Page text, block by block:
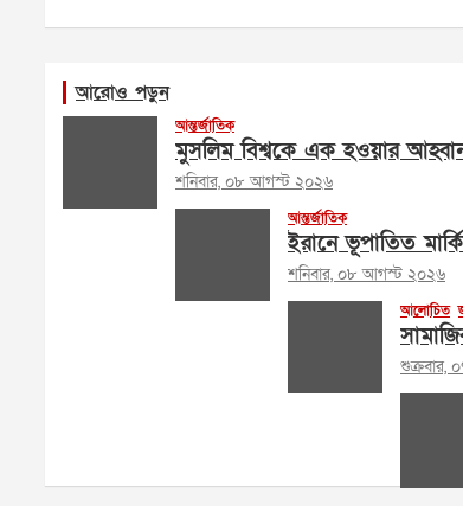
আরোও পড়ুন
আন্তর্জাতিক
মুসলিম বিশ্বকে এক হওয়ার আহ্বান
শনিবার, ০৮ আগস্ট ২০২৬
আন্তর্জাতিক
ইরানে ভূপাতিত
শনিবার, ০৮ আগস্ট ২০২৬
আলোচিত
শুক্রবার,